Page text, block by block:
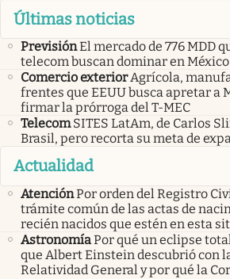
Últimas noticias
PrevisiónEl mercado de 776 MDD
telecom buscan dominar en
Comercio exteriorAgrícola,
frentes que EEUU busca apretar a
firmar la prórroga del T-MEC
Telecom SITES LatAm, de Carlos
Brasil, pero recorta su meta de
Actualidad
AtenciónPor orden del Registro
trámite común de las actas de
recién nacidos que estén en esta
AstronomíaPor qué un eclipse
que Albert Einstein descubrió con
Relatividad General y por qué la